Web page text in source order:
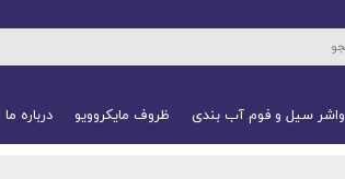
واشر سیل و فوم آب‌ بندی ظروف مایکروویو درباره ما